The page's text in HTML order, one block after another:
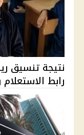
نتيجة تنسيق
رابط